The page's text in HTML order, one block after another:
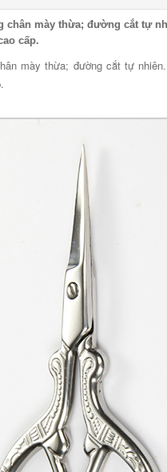
mày thừa; đường cắt tự
cấp.
mày thừa; đường cắt tự